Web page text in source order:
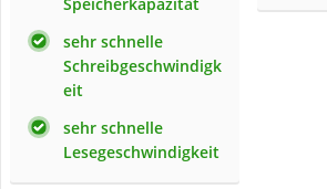
sehr schnelle
Schreibgeschwindigk
eit
sehr schnelle
Lesegeschwindigkeit